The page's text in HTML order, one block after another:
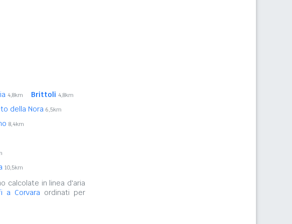
4,8km Brittoli 4,8km
della Nora 6,5km
8,4km
10,5km
calcolate in linea d'aria
a Corvaraordinati per